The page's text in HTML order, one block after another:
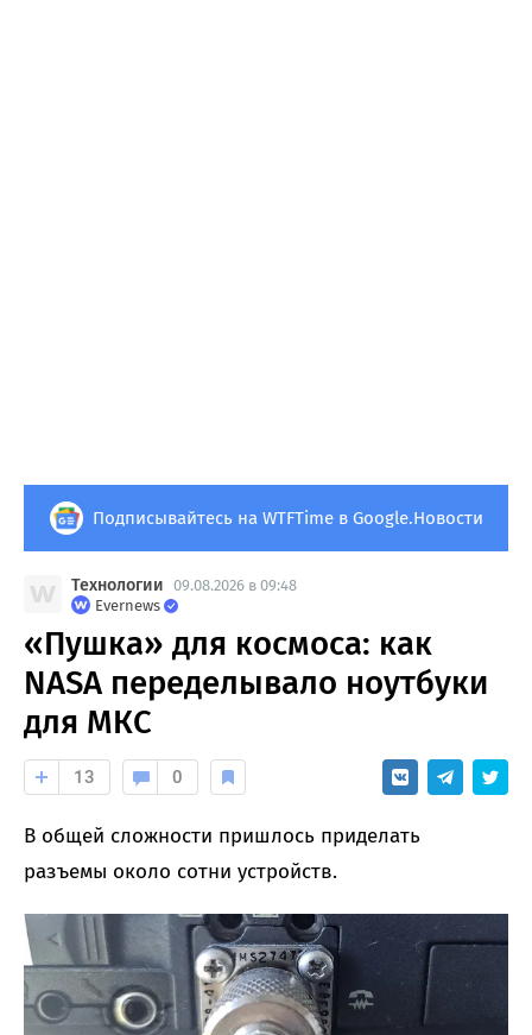
Подписывайтесь на WTFTime в Google.Новости
Технологии 09.08.2026 в 09:48
Evernews
«Пушка» для космоса: как
NASA переделывало ноутбуки
для МКС
13 0
В общей сложности пришлось приделать
разъемы около сотни устройств.